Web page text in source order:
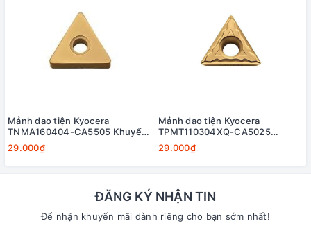
Mảnh dao tiện Kyocera
TNMA160404-CA5505 Khuyến
mãi
29.000₫
Mảnh dao tiện Kyocera
TPMT110304XQ-CA5025
Khuyến mãi
29.000₫
ĐĂNG KÝ NHẬN TIN
Để nhận khuyến mãi dành riêng cho bạn sớm nhất!